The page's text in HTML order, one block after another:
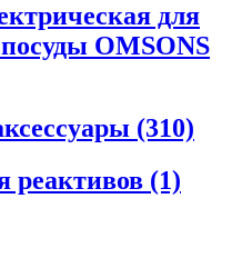
для
OMSONS
(310)
реактивов (1)